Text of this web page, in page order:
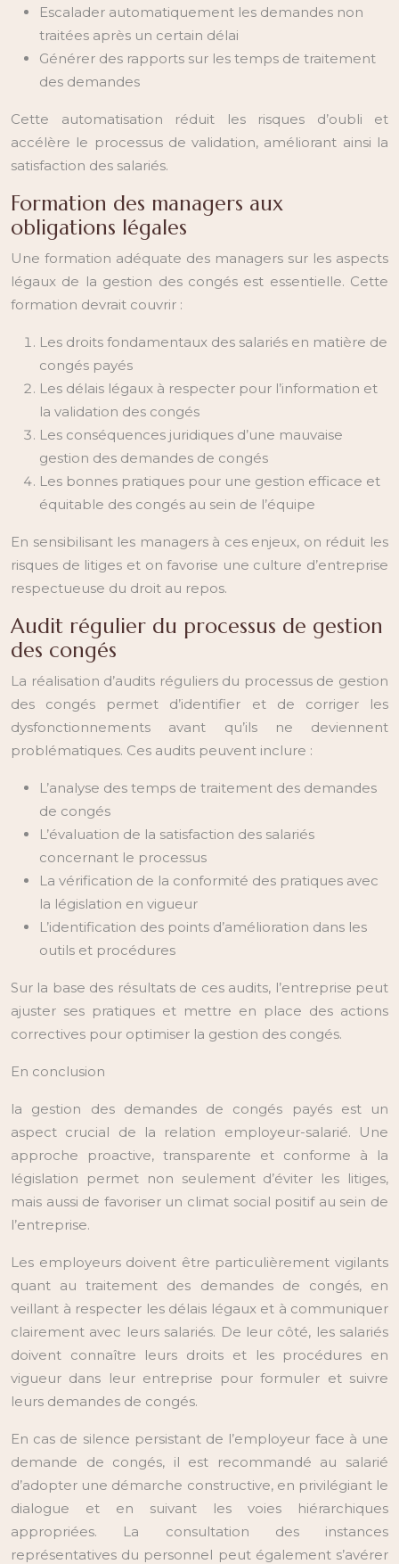
Escalader automatiquement les demandes non
traitées après un certain délai
Générer des rapports sur les temps de traitement
des demandes
Cette automatisation réduit les risques d’oubli et
accélère le processus de validation, améliorant ainsi la
satisfaction des salariés.
Formation des managers aux
obligations légales
Une formation adéquate des managers sur les aspects
légaux de la gestion des congés est essentielle. Cette
formation devrait couvrir :
Les droits fondamentaux des salariés en matière de
congés payés
Les délais légaux à respecter pour l’information et
la validation des congés
Les conséquences juridiques d’une mauvaise
gestion des demandes de congés
Les bonnes pratiques pour une gestion efficace et
équitable des congés au sein de l’équipe
En sensibilisant les managers à ces enjeux, on réduit les
risques de litiges et on favorise une culture d’entreprise
respectueuse du droit au repos.
Audit régulier du processus de gestion
des congés
La réalisation d’audits réguliers du processus de gestion
des congés permet d’identifier et de corriger les
dysfonctionnements avant qu’ils ne deviennent
problématiques. Ces audits peuvent inclure :
L’analyse des temps de traitement des demandes
de congés
L’évaluation de la satisfaction des salariés
concernant le processus
La vérification de la conformité des pratiques avec
la législation en vigueur
L’identification des points d’amélioration dans les
outils et procédures
Sur la base des résultats de ces audits, l’entreprise peut
ajuster ses pratiques et mettre en place des actions
correctives pour optimiser la gestion des congés.
En conclusion
la gestion des demandes de congés payés est un
aspect crucial de la relation employeur-salarié. Une
approche proactive, transparente et conforme à la
législation permet non seulement d’éviter les litiges,
mais aussi de favoriser un climat social positif au sein de
l’entreprise.
Les employeurs doivent être particulièrement vigilants
quant au traitement des demandes de congés, en
veillant à respecter les délais légaux et à communiquer
clairement avec leurs salariés. De leur côté, les salariés
doivent connaître leurs droits et les procédures en
vigueur dans leur entreprise pour formuler et suivre
leurs demandes de congés.
En cas de silence persistant de l’employeur face à une
demande de congés, il est recommandé au salarié
d’adopter une démarche constructive, en privilégiant le
dialogue et en suivant les voies hiérarchiques
appropriées. La consultation des instances
représentatives du personnel peut également s’avérer